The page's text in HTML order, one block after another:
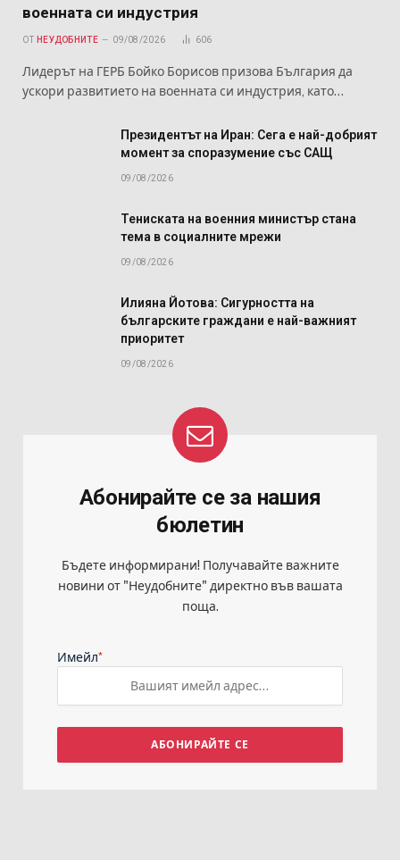
военната си индустрия
ОТ НЕУДОБНИТЕ 09/08/2026 606
Лидерът на ГЕРБ Бойко Борисов призова България да
ускори развитието на военната си индустрия, като…
Президентът на Иран: Сега е най-добрият
момент за споразумение със САЩ
09/08/2026
Тениската на военния министър стана
тема в социалните мрежи
09/08/2026
Илияна Йотова: Сигурността на
българските граждани е най-важният
приоритет
09/08/2026
Абонирайте се за нашия
бюлетин
Бъдете информирани! Получавайте важните
новини от "Неудобните" директно във вашата
поща.
Имейл*